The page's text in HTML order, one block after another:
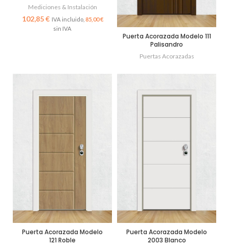
Mediciones & Instalación
€ 85,00€
Puerta Acorazada Modelo 111
Palisandro
Puertas Acorazadas
Puerta Acorazada Modelo
121 Roble
Puerta Acorazada Modelo
2003 Blanco